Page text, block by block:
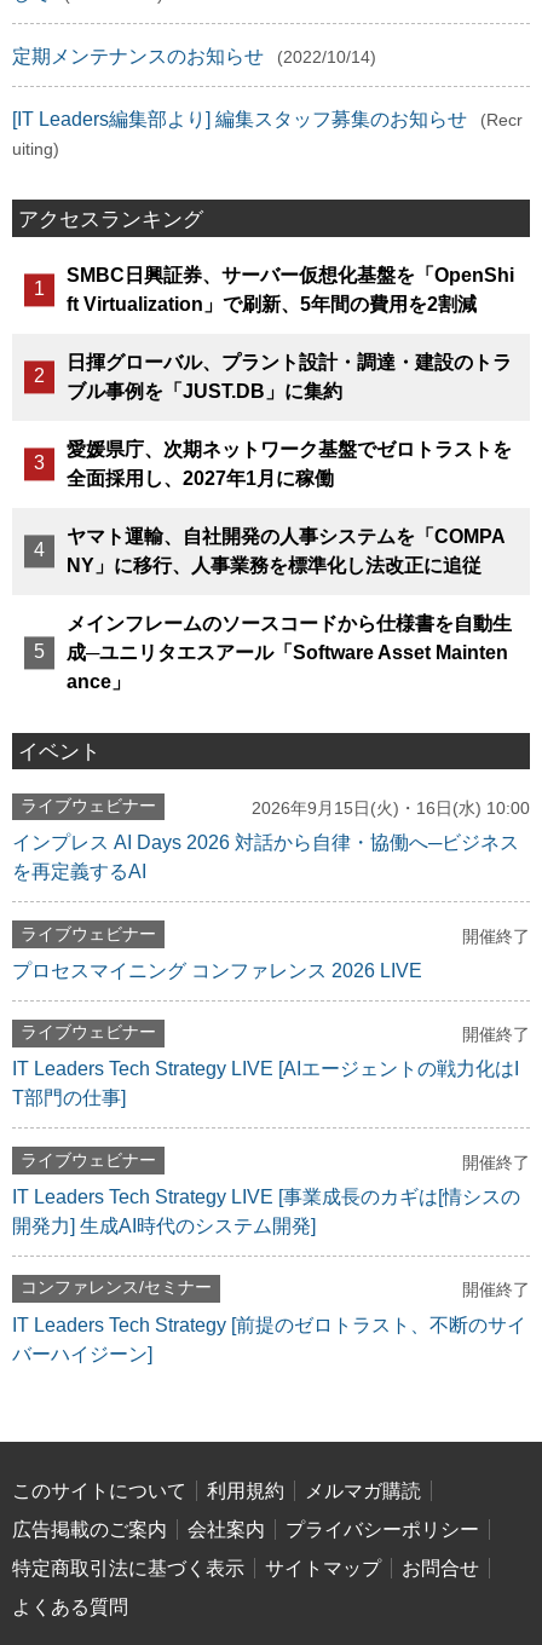
定期メンテナンスのお知らせ (2022/10/14)
[IT Leaders編集部より] 編集スタッフ募集のお知らせ
(Recr
uiting)
アクセスランキング
SMBC日興証券、サーバー仮想化基盤を「OpenShi
ft Virtualization」で刷新、5年間の費用を2割減
日揮グローバル、プラント設計・調達・建設のトラ
ブル事例を「JUST.DB」に集約
愛媛県庁、次期ネットワーク基盤でゼロトラストを
全面採用し、2027年1月に稼働
ヤマト運輸、自社開発の人事システムを「COMPA
NY」に移行、人事業務を標準化し法改正に追従
メインフレームのソースコードから仕様書を自動生
成─ユニリタエスアール「Software Asset Mainten
ance」
イベント
ライブウェビナー 2026年9月15日(火)・16日(水) 10:00
インプレス AI Days 2026 対話から自律・協働へ─ビジネス
を再定義するAI
ライブウェビナー 開催終了
プロセスマイニング コンファレンス 2026 LIVE
ライブウェビナー 開催終了
IT Leaders Tech Strategy LIVE [AIエージェントの戦力化はI
T部門の仕事]
ライブウェビナー 開催終了
IT Leaders Tech Strategy LIVE [事業成長のカギは[情シスの
開発力] 生成AI時代のシステム開発]
コンファレンス/セミナー 開催終了
IT Leaders Tech Strategy [前提のゼロトラスト、不断のサイ
バーハイジーン]
このサイトについて 利用規約
メルマガ購読
広告掲載のご案内
会社案内
プライバシーポリシー
特定商取引法に基づく表示
サイトマップ
お問合せ
よくある質問